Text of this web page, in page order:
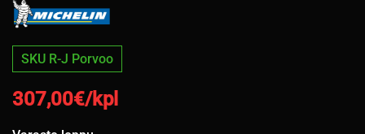
SKU R-J Porvoo
307,00€/kpl